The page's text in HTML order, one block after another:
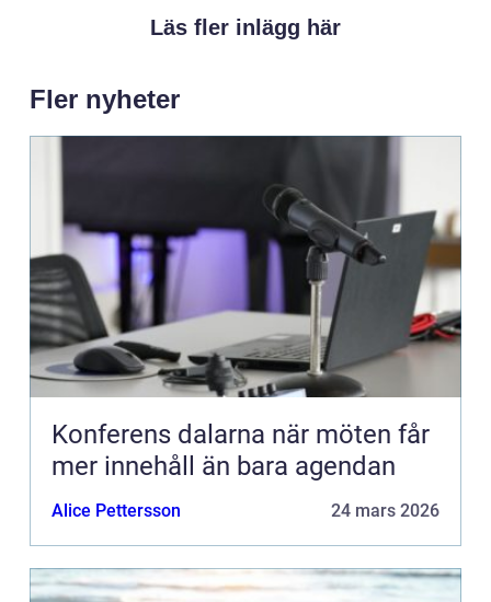
Läs fler inlägg här
Fler nyheter
Konferens dalarna när möten får
mer innehåll än bara agendan
Alice Pettersson 24 mars 2026